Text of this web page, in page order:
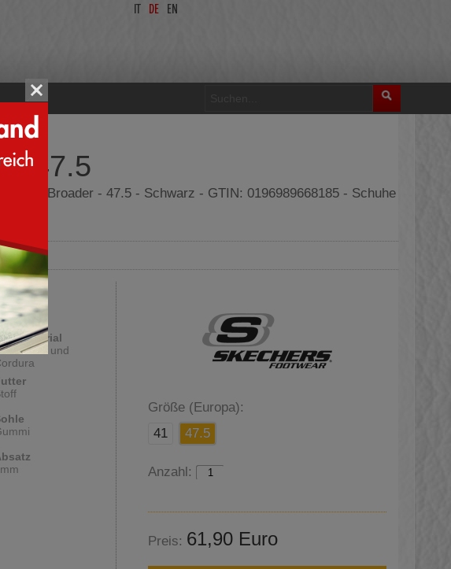
DE EN
- 47.5
Broader - 47.5 - Schwarz - GTIN: 0196989668185 - Schuhe
und
Größe (Europa):
41
47.5
Anzahl:
Preis: 61,90 Euro